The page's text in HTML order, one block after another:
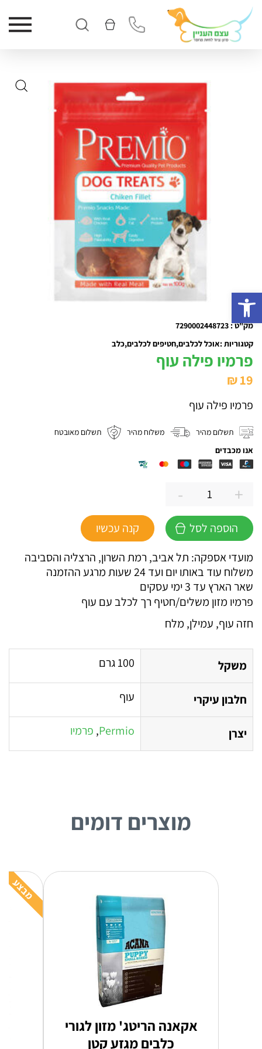
מק"ט : 7290002448723
קטגוריות :אוכל לכלבים חטיפים לכלבים כלב
פרמיו פילה עוף
₪19
פרמיו פילה עוף
תשלום מהיר משלוח מהיר
תשלום מאובטח
אנו מכבדים
+כמות
של
פרמיו
עוף
-
הוספה לסל
קנה עכשיו
מועדי אספקה: תל אביב, רמת השרון, הרצליה והסביבה
משלוח עוד באותו יום ועד 24 שעות מרגע ההזמנה
שאר הארץ עד 3 ימי עסקים
פרמיו מזון משלים/חטיף רך לכלב עם עוף
חזה עוף, עמילן, מלח
משקל 100 גרם
חלבון עיקרי עוף
יצרן Permio
, פרמיו
מוצרים דומים
אקאנה הריטג' מזון לגורי
כלבים מגזע קטן
מבצע
פתח סרגל נגישות